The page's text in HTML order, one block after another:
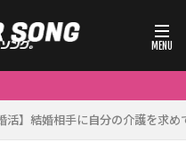
婚活】結婚相手に自分の介護を求